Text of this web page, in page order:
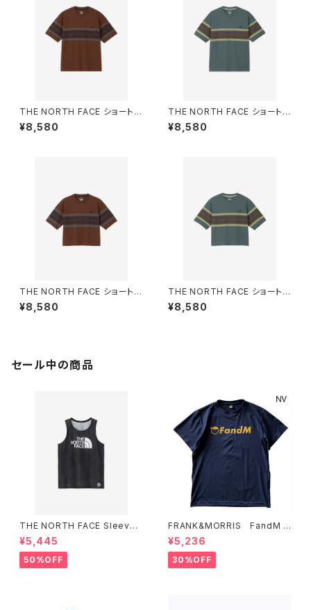
THE NORTH FACE ショートス
リーブフリーランパネルボーダ
ークルー（メンズ） エンバーソイ
¥8,580
THE NORTH FACE ショートス
リーブフリーランパネルボーダ
ークルー（メンズ） スレートグレ
¥8,580
THE NORTH FACE ショートス
リーブフリーランパネルボーダ
ークルー （レディース）エンバー
¥8,580
THE NORTH FACE ショートス
リーブフリーランパネルボーダ
ークルー （レディース） スレート
¥8,580
セール中の商品
THE NORTH FACE Sleevel
ess Hypervent Crew WOM
EN'S ブラック
¥5,445
50%OFF
FRANK&MORRIS FandM T
ee NV
¥5,236
30%OFF